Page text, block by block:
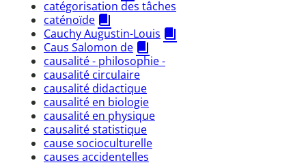
catégorisation des tâches
caténoïde
Cauchy Augustin-Louis
Caus Salomon de
causalité - philosophie -
causalité circulaire
causalité didactique
causalité en biologie
causalité en physique
causalité statistique
cause socioculturelle
causes accidentelles